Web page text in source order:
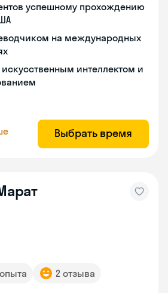
успешному прохождению
на международных
искусственным интеллектом и
Выбрать время
2 отзыва